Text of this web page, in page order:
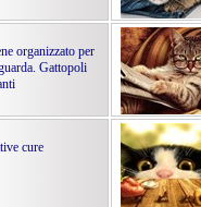
organizzato per
Gattopoli
cure